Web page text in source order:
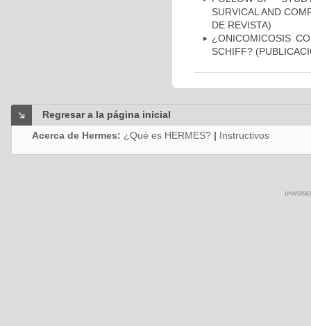
SURVICAL AND
DE REVISTA)
¿ONICOMICOSIS
SCHIFF?
Regresar a la página inicial
Acerca de Hermes: ¿Qué es HERMES? | Instructivos